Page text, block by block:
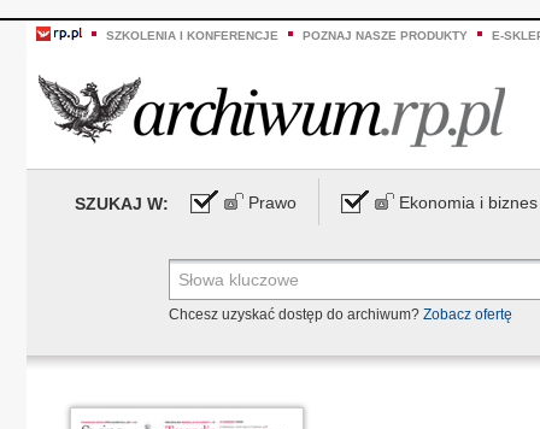
SZKOLENIA I KONFERENCJE POZNAJ NASZE PRODUKTY E-
SZUKAJ W: Prawo Ekonomia i biznes
Chcesz uzyskać dostęp do archiwum? Zobacz ofertę